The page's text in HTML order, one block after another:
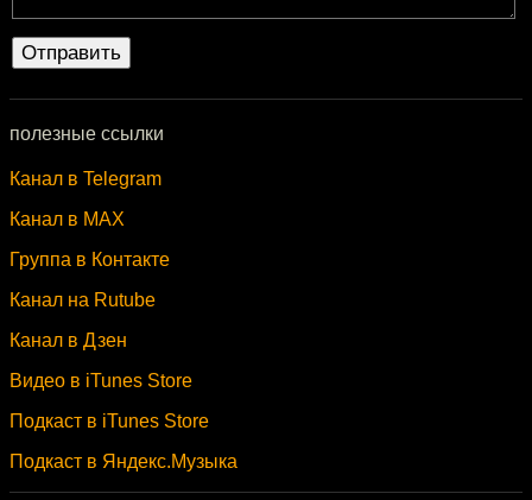
полезные ссылки
Канал в Telegram
Канал в MAX
Группа в Контакте
Канал на Rutube
Канал в Дзен
Видео в iTunes Store
Подкаст в iTunes Store
Подкаст в Яндекс.Музыка